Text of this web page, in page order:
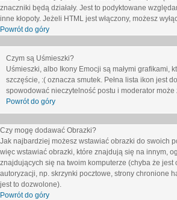
znaczniki będą działały. Jest to podyktowane
inne kłopoty. Jeżeli HTML jest włączony, możesz
Powrót do góry
Czym są Uśmieszki?
Uśmieszki, albo Ikony Emocji są małymi
szczęście, :( oznacza smutek. Pełna lista ikon jest
spowodować nieczytelność postu i moderator
Powrót do góry
Czy mogę dodawać Obrazki?
Jak najbardziej możesz wstawiać obrazki do swoich
więc wstawiać obrazki, które znajdują się na innym,
znajdujących się na twoim komputerze (chyba że
autoryzacji, np. skrzynki pocztowe, strony chronione
jest to dozwolone).
Powrót do góry